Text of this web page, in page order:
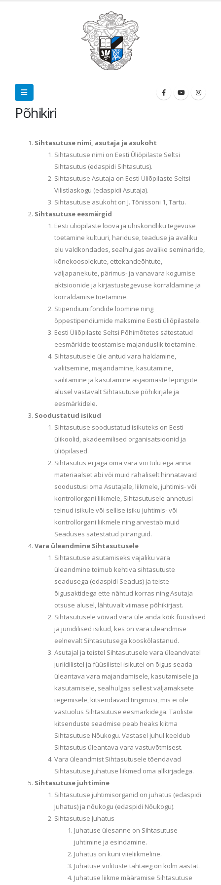
Põhikiri
Sihtasutuse nimi, asutaja ja asukoht
Sihtasutuse nimi on Eesti Üliõpilaste Seltsi
Sihtasutus (edaspidi Sihtasutus).
Sihtasutuse Asutaja on Eesti Üliõpilaste Seltsi
Vilistlaskogu (edaspidi Asutaja).
Sihtasutuse asukoht on J. Tõnissoni 1, Tartu.
Sihtasutuse eesmärgid
Eesti üliõpilaste loova ja ühiskondliku tegevuse
toetamine kultuuri, hariduse, teaduse ja avaliku
elu valdkondades, sealhulgas avalike seminaride,
kõnekoosolekute, ettekandeõhtute,
väljapanekute, pärimus- ja vanavara kogumise
aktsioonide ja kirjastustegevuse korraldamine ja
korraldamise toetamine.
Stipendiumifondide loomine ning
õppestipendiumide maksmine Eesti üliõpilastele.
Eesti Üliõpilaste Seltsi Põhimõtetes sätestatud
eesmärkide teostamise majanduslik toetamine.
Sihtasutusele üle antud vara haldamine,
valitsemine, majandamine, kasutamine,
säilitamine ja käsutamine asjaomaste lepingute
alusel vastavalt Sihtasutuse põhikirjale ja
eesmärkidele.
Soodustatud isikud
Sihtasutuse soodustatud isikuteks on Eesti
ülikoolid, akadeemilised organisatsioonid ja
üliõpilased.
Sihtasutus ei jaga oma vara või tulu ega anna
materiaalset abi või muid rahaliselt hinnatavaid
soodustusi oma Asutajale, liikmele, juhtimis- või
kontrollorgani liikmele, Sihtasutusele annetusi
teinud isikule või sellise isiku juhtimis- või
kontrollorgani liikmele ning arvestab muid
Seaduses sätestatud piiranguid.
Vara üleandmine Sihtasutusele
Sihtasutuse asutamiseks vajaliku vara
üleandmine toimub kehtiva sihtasutuste
seadusega (edaspidi Seadus) ja teiste
õigusaktidega ette nähtud korras ning Asutaja
otsuse alusel, lähtuvalt viimase põhikirjast.
Sihtasutusele võivad vara üle anda kõik füüsilised
ja juriidilised isikud, kes on vara üleandmise
eelnevalt Sihtasutusega kooskõlastanud.
Asutajal ja teistel Sihtasutusele vara üleandvatel
juriidilistel ja füüsilistel isikutel on õigus seada
üleantava vara majandamisele, kasutamisele ja
käsutamisele, sealhulgas sellest väljamaksete
tegemisele, kitsendavaid tingimusi, mis ei ole
vastuolus Sihtasutuse eesmärkidega. Taoliste
kitsenduste seadmise peab heaks kiitma
Sihtasutuse Nõukogu. Vastasel juhul keeldub
Sihtasutus üleantava vara vastuvõtmisest.
Vara üleandmist Sihtasutusele tõendavad
Sihtasutuse juhatuse liikmed oma allkirjadega.
Sihtasutuse juhtimine
Sihtasutuse juhtimisorganid on juhatus (edaspidi
Juhatus) ja nõukogu (edaspidi Nõukogu).
Sihtasutuse Juhatus
Juhatuse ülesanne on Sihtasutuse
juhtimine ja esindamine.
Juhatus on kuni viieliikmeline.
Juhatuse volituste tähtaeg on kolm aastat.
Juhatuse liikme määramise Sihtasutuse